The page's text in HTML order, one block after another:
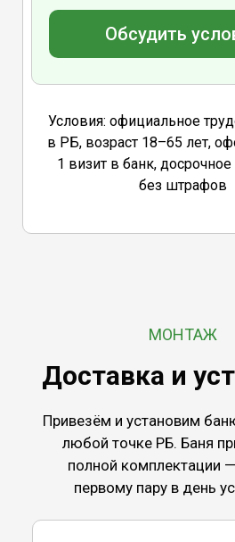
Обсудить
Условия: официальное
в РБ, возраст 18–65 лет,
1 визит в банк,
без штрафов
МОНТАЖ
Доставка и
Привезём и установим
любой точке РБ. Баня
полной комплектации
первому пару в день